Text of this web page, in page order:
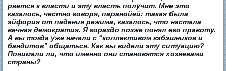
рвется к власти и эту власть получит. Мне это
казалось, честно говоря, паранойей: такая была
эйфория от падения режима, казалось, что настала
вечная демократия. Я гораздо позже понял его правоту.
А вы тогда уже начали с “коллективом гэбэшников и
бандитов” общаться. Как вы видели эту ситуацию?
Понимали ли, что именно они становятся хозяевами
страны?